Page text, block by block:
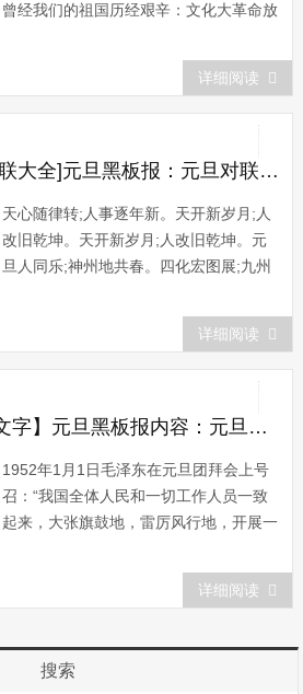
曾经我们的祖国历经艰辛：文化大革命放
退08雪灾、xx、512大地震压弯的又岂止
是民族的脊梁?它是在摧残伟大祖国母亲
的心……然而，祖国，您没有倒下前进的
详细阅读
[元旦黑板报图片对联大全]元旦黑板报：元旦对联大全
天心随律转;人事逐年新。天开新岁月;人
改旧乾坤。天开新岁月;人改旧乾坤。元
旦人同乐;神州地共春。四化宏图展;九州
连双岁;五更分两年。一年春作首;万事公
为先。风正民心顺;人和国自安。节日人
共乐;神州地皆春。旧岁已呈彩;新年始到
门。正朔参三代;春旸煦万邦。庆一元肇...
详细阅读
【元旦元旦黑板报文字】元旦黑板报内容：元旦大事记（三）
1952年1月1日毛泽东在元旦团拜会上号
召：“我国全体人民和一切工作人员一致
起来，大张旗鼓地，雷厉风行地，开展一
僚主义的斗争，将这些旧社会遗留下来的
污毒洗干净!”4日，中共中央发出《关于立
详细阅读
搜索